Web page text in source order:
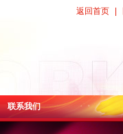
返回首页
联系我们